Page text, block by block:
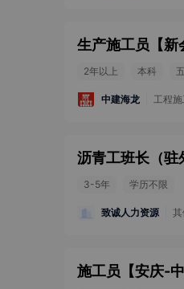
生产施工员 【新
2年以上 本科
中建海龙 工程施
沥青工班长（驻
3-5年 学历不限
致诚人力资源
施工员 【安庆-